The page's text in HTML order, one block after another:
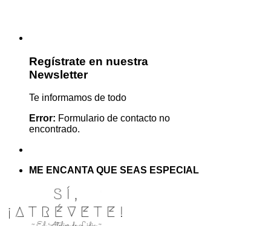
Regístrate en nuestra
Newsletter
Te informamos de todo
Error: Formulario de contacto no
encontrado.
ME ENCANTA QUE SEAS ESPECIAL